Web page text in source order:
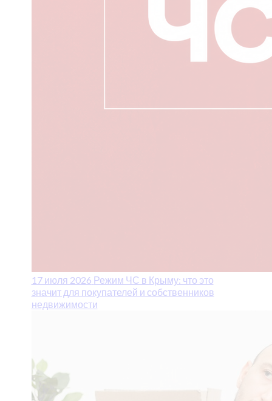
17 июля 2026 Режим ЧС в Крыму: что это
значит для покупателей и собственников
недвижимости